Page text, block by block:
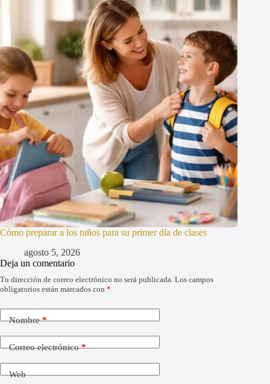
Cómo preparar a los niños para su primer día de clases
agosto 5, 2026
Deja un comentario
Tu dirección de correo electrónico no será publicada. Los campos
obligatorios están marcados con *
Nombre*
Correo electrónico*
Web